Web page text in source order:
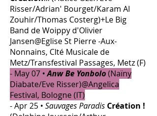
Risser/Adrian' Bourget/Karam Al
Zouhir/Thomas Costerg)+Le Big
Band de Woippy d'Olivier
Jansen@Eglise St Pierre -Aux-
Nonnains, CIté Musicale de
Metz/Transfestival Passages, Metz (F)
- May 07 •Anw Be Yonbolo(Naïny
Diabate/Eve Risser)@Angelica
Festival, Bologne (IT)
- Apr 25 • Sauvages Paradis Création !